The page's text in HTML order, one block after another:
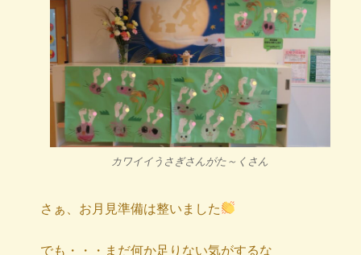
カワイイうさぎさんがた～くさん
さぁ、お月見準備は整いました
でも・・・まだ何か足りない気がするな